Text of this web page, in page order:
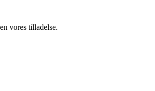
vores tilladelse.